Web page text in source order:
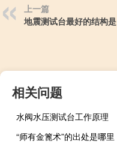
上一篇
地震测试台最好的结构是
相关问题
水阀水压测试台工作原理
“师有金篦术”的出处是哪里